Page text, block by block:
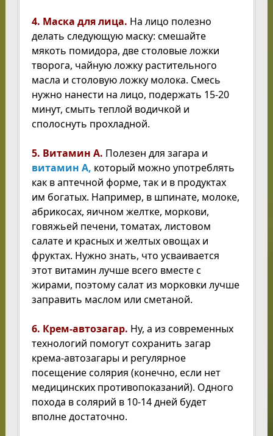
4. Маска для лица. На лицо полезно
делать следующую маску: смешайте
мякоть помидора, две столовые ложки
творога, чайную ложку растительного
масла и столовую ложку молока. Смесь
нужно нанести на лицо, подержать 15-20
минут, смыть теплой водичкой и
сполоснуть прохладной.
5. Витамин А. Полезен для загара и
витамин А, который можно употреблять
как в аптечной форме, так и в продуктах
им богатых. Например, в шпинате, молоке,
абрикосах, яичном желтке, моркови,
говяжьей печени, томатах, листовом
салате и красных и желтых овощах и
фруктах. Нужно знать, что усваивается
этот витамин лучше всего вместе с
жирами, поэтому салат из морковки лучше
заправить маслом или сметаной.
6. Крем-автозагар. Ну, а из современных
технологий помогут сохранить загар
крема-автозагары и регулярное
посещение солярия (конечно, если нет
медицинских противопоказаний). Одного
похода в солярий в 10-14 дней будет
вполне достаточно.